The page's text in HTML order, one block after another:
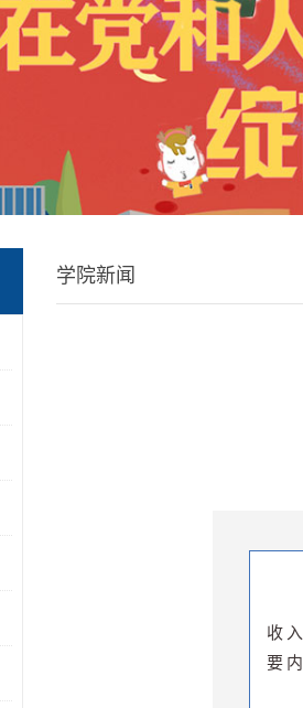
学院新闻
收
要